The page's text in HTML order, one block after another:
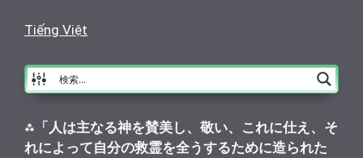
Tiếng Việt
⁂ 「人は主なる神を賛美し、敬い、これに仕え、そ
れによって自分の救霊を全うするために造られた